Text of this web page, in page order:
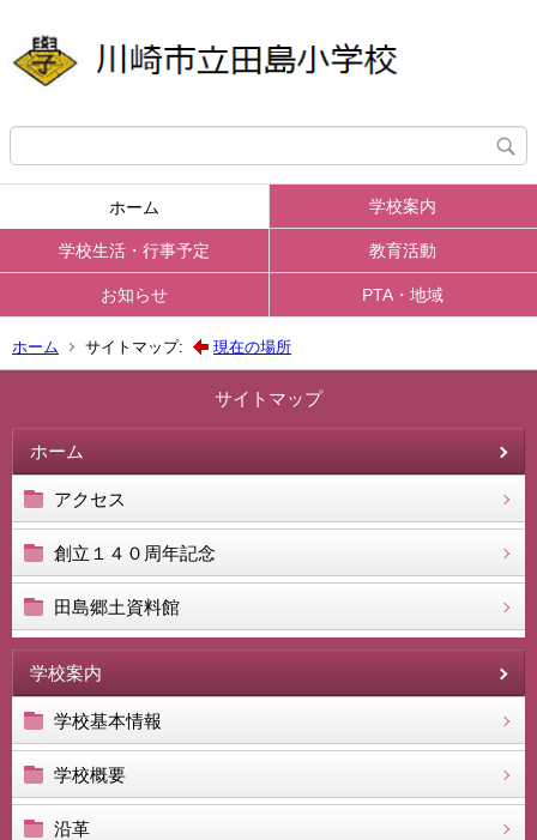
ホーム 学校案内
学校生活・行事予定 教育活動
お知らせ PTA・地域
ホーム サイトマップ: 現在の場所
サイトマップ
ホーム
アクセス
創立１４０周年記念
田島郷土資料館
学校案内
学校基本情報
学校概要
沿革